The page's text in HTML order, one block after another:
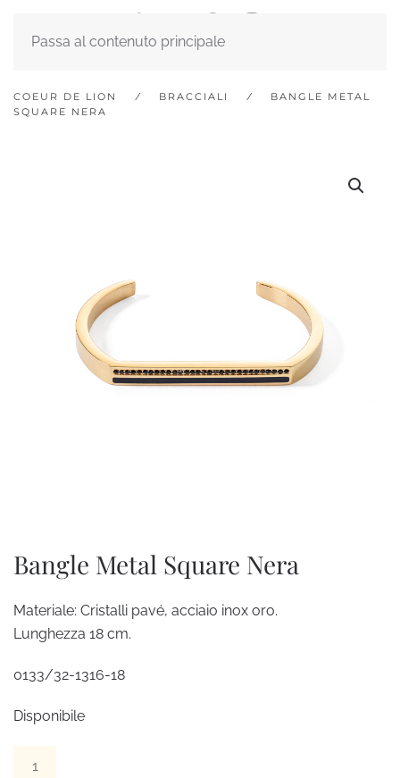
Passa al contenuto principale
COEUR DE LION BRACCIALI
BANGLE METAL
SQUARE NERA
Bangle Metal Square Nera
Materiale: Cristalli pavé, acciaio inox oro.
Lunghezza 18 cm.
0133/32-1316-18
Disponibile